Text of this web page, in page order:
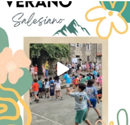
La diversión y la alegría también se han
sentido...
93 0